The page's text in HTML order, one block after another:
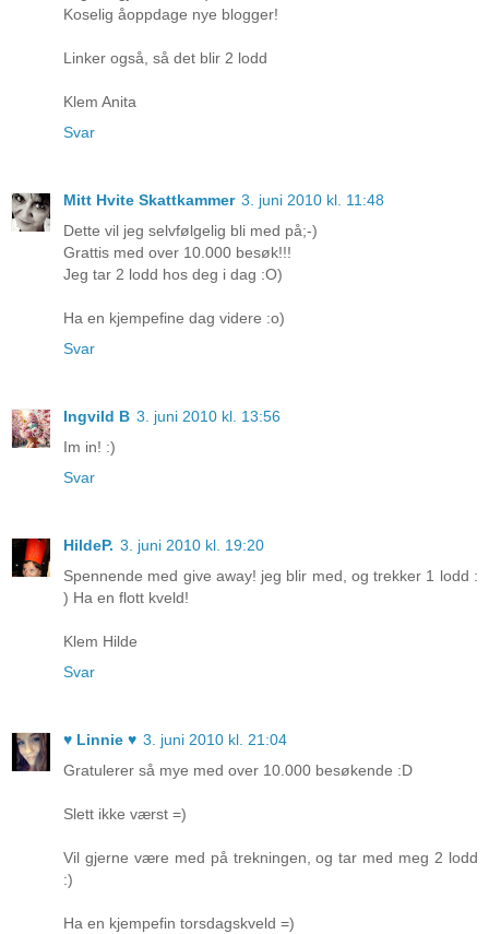
Koselig åoppdage nye blogger!
Linker også, så det blir 2 lodd
Klem Anita
Svar
Mitt Hvite Skattkammer 3. juni 2010 kl. 11:48
Dette vil jeg selvfølgelig bli med på;-)
Grattis med over 10.000 besøk!!!
Jeg tar 2 lodd hos deg i dag :O)
Ha en kjempefine dag videre :o)
Svar
Ingvild B 3. juni 2010 kl. 13:56
Im in! :)
Svar
HildeP. 3. juni 2010 kl. 19:20
Spennende med give away! jeg blir med, og trekker 1 lodd :
) Ha en flott kveld!
Klem Hilde
Svar
♥ Linnie ♥ 3. juni 2010 kl. 21:04
Gratulerer så mye med over 10.000 besøkende :D
Slett ikke værst =)
Vil gjerne være med på trekningen, og tar med meg 2 lodd
:)
Ha en kjempefin torsdagskveld =)